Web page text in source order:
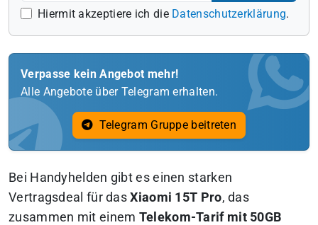
Hiermit akzeptiere ich die Datenschutzerklärung.
Verpasse kein Angebot mehr!
Alle Angebote über Telegram erhalten.
Telegram Gruppe beitreten
Bei Handyhelden gibt es einen starken
Vertragsdeal für dasXiaomi 15T Pro, das
zusammen mit einem Telekom-Tarif mit 50GB